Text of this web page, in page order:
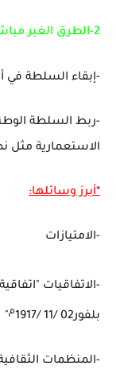
2-الطرق الغير مباشرة:
-إبقاء السلطة في
-ربط السلطة
الاستعمارية مثل
*أبرز وسائلها:
-الامتيازات
-الاتفاقيات
بلفور02 /11
/1917 م"
-المنظمات